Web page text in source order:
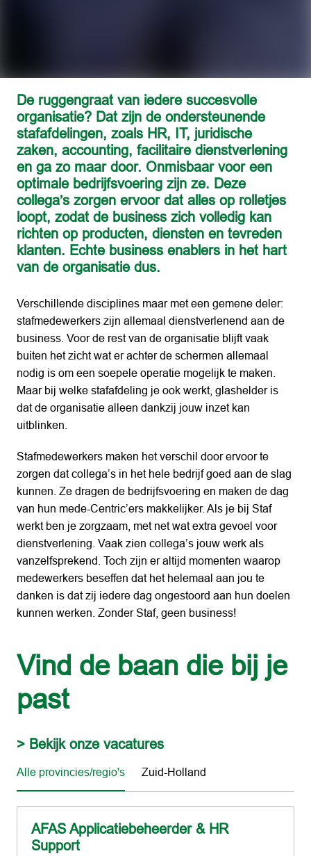
De ruggengraat van iedere succesvolle
organisatie? Dat zijn de ondersteunende
stafafdelingen, zoals HR, IT, juridische
zaken, accounting, facilitaire dienstverlening
en ga zo maar door. Onmisbaar voor een
optimale bedrijfsvoering zijn ze. Deze
collega’s zorgen ervoor dat alles op rolletjes
loopt, zodat de business zich volledig kan
richten op producten, diensten en tevreden
klanten. Echte business enablers in het hart
van de organisatie dus.
Verschillende disciplines maar met een gemene deler:
stafmedewerkers zijn allemaal dienstverlenend aan de
business. Voor de rest van de organisatie blijft vaak
buiten het zicht wat er achter de schermen allemaal
nodig is om een soepele operatie mogelijk te maken.
Maar bij welke stafafdeling je ook werkt, glashelder is
dat de organisatie alleen dankzij jouw inzet kan
uitblinken.
Stafmedewerkers maken het verschil door ervoor te
zorgen dat collega’s in het hele bedrijf goed aan de slag
kunnen. Ze dragen de bedrijfsvoering en maken de dag
van hun mede-Centric’ers makkelijker. Als je bij Staf
werkt ben je zorgzaam, met net wat extra gevoel voor
dienstverlening. Vaak zien collega’s jouw werk als
vanzelfsprekend. Toch zijn er altijd momenten waarop
medewerkers beseffen dat het helemaal aan jou te
danken is dat zij iedere dag ongestoord aan hun doelen
kunnen werken. Zonder Staf, geen business!
Vind de baan die bij je
past
> Bekijk onze vacatures
Alle provincies/regio's Zuid-Holland
AFAS Applicatiebeheerder & HR
Support